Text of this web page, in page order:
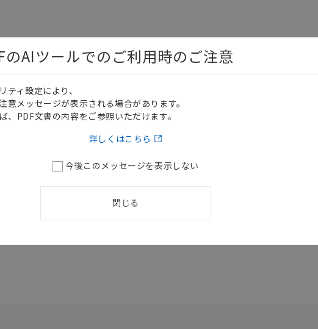
れているアプリケーション事例は参考用ですので、ご採用に際しては機器・装置の機能
や連絡先等は作成当時のものであり、変更・改定させていただいている可能性がありま
うえ、ご用命下さいますようお願いいたします。
名称 / カタログ番号
覚装置用 光学系資料 /SCEV-795[4.0MB]
認識装置 形F150用 コンソール 取扱説明書 （日/英語）
のAIツールでのご利用時のご注意
ティ設定により、
意メッセージが表示される場合があります。
、PDF文書の内容をご参照いただけます。
詳しくはこちら
今後このメッセージを表示しない
閉じる